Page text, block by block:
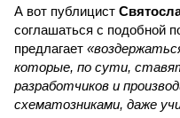
А вот публицист
соглашаться с подобной
предлагает
которые, по сути,
разработчиков и
схематозниками, даже